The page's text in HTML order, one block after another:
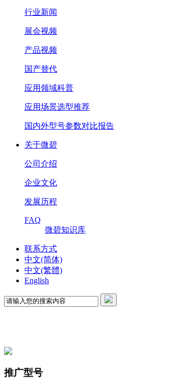
行业新闻
展会视频
产品视频
国产替代
应用领域科普
应用场景选型推荐
国内外型号参数对比报告
关于微碧
公司介绍
企业文化
发展历程
FAQ
微碧知识库
联系方式
中文(简体)
中文(繁體)
English
推广型号